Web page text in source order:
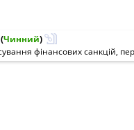
(Чинний)